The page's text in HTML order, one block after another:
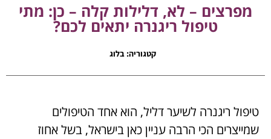
מפרצים – לא, דלילות קלה – כן: מתי
טיפול ריגנרה יתאים לכם?
קטגוריה: בלוג
טיפול ריגנרה לשיער דליל, הוא אחד הטיפולים
שמייצרים הכי הרבה עניין כאן בישראל, בשל אחוז